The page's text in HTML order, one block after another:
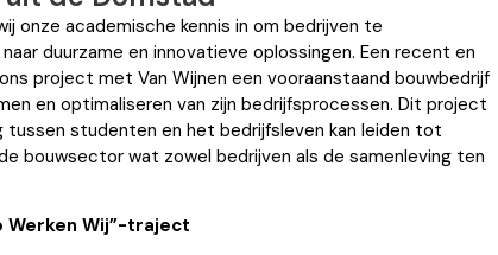
onze academische kennis in om bedrijven te
duurzame en innovatieve oplossingen. Een recent en
project met Van Wijnen een vooraanstaand bouwbedrijf
en optimaliseren van zijn bedrijfsprocessen. Dit project
tussen studenten en het bedrijfsleven kan leiden tot
bouwsector wat zowel bedrijven als de samenleving ten
Werken Wij”-traject